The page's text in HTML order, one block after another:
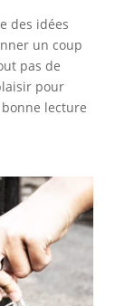
des idées
un coup
pas de
pour
lecture